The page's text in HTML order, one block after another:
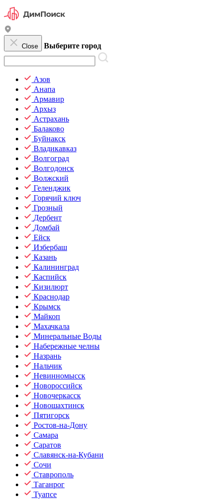
Close Выберите город
Азов
Анапа
Армавир
Архыз
Астрахань
Балаково
Буйнакск
Владикавказ
Волгоград
Волгодонск
Волжский
Геленджик
Горячий ключ
Грозный
Дербент
Домбай
Ейск
Избербаш
Казань
Калининград
Каспийск
Кизилюрт
Краснодар
Крымск
Майкоп
Махачкала
Минеральные Воды
Набережные челны
Назрань
Нальчик
Невинномысск
Новороссийск
Новочеркасск
Новошахтинск
Пятигорск
Ростов-на-Дону
Самара
Саратов
Славянск-на-Кубани
Сочи
Ставрополь
Таганрог
Туапсе